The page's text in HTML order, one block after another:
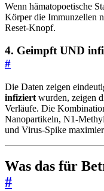
Wenn hämatopoetische
Körper die Immunzellen
Reset-Knopf.
4. Geimpft UND
#
Die Daten zeigen
infiziert wurden, zeigen
Verläufe. Die
Nanopartikeln, N1-
und Virus-Spike
Was das für
#